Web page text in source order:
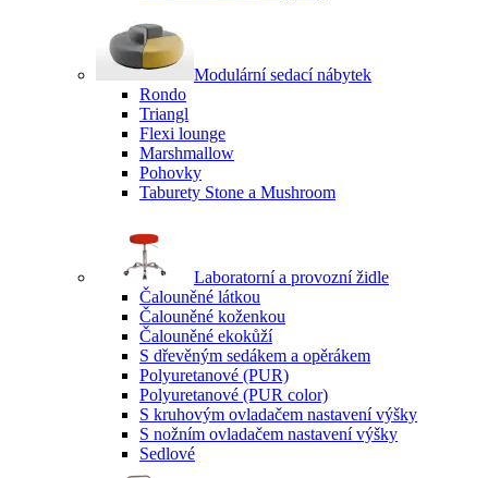
Modulární sedací nábytek
Rondo
Triangl
Flexi lounge
Marshmallow
Pohovky
Taburety Stone a Mushroom
Laboratorní a provozní židle
Čalouněné látkou
Čalouněné koženkou
Čalouněné ekokůží
S dřevěným sedákem a opěrákem
Polyuretanové (PUR)
Polyuretanové (PUR color)
S kruhovým ovladačem nastavení výšky
S nožním ovladačem nastavení výšky
Sedlové